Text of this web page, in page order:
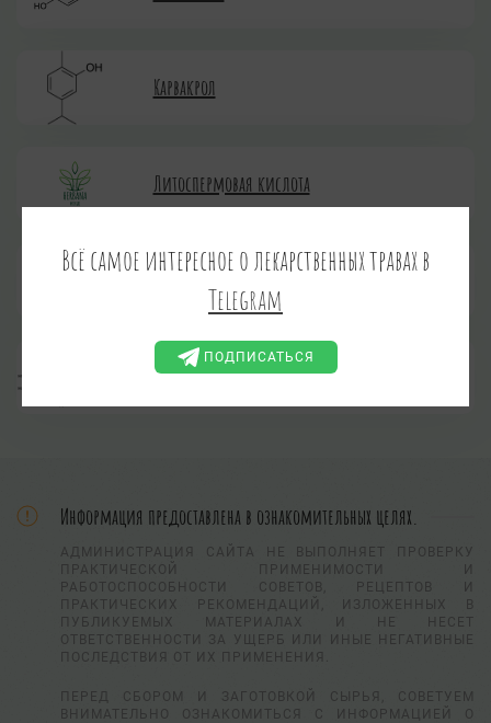
Карвакрол
Литоспермовая кислота
Флобафен
Эхинакозид
Информация предоставлена в ознакомительных целях.
АДМИНИСТРАЦИЯ САЙТА НЕ ВЫПОЛНЯЕТ ПРОВЕРКУ
ПРАКТИЧЕСКОЙ ПРИМЕНИМОСТИ И
РАБОТОСПОСОБНОСТИ СОВЕТОВ, РЕЦЕПТОВ И
ПРАКТИЧЕСКИХ РЕКОМЕНДАЦИЙ, ИЗЛОЖЕННЫХ В
ПУБЛИКУЕМЫХ МАТЕРИАЛАХ И НЕ НЕСЕТ
ОТВЕТСТВЕННОСТИ ЗА УЩЕРБ ИЛИ ИНЫЕ НЕГАТИВНЫЕ
ПОСЛЕДСТВИЯ ОТ ИХ ПРИМЕНЕНИЯ.
ПЕРЕД СБОРОМ И ЗАГОТОВКОЙ СЫРЬЯ, СОВЕТУЕМ
ВНИМАТЕЛЬНО ОЗНАКОМИТЬСЯ С ИНФОРМАЦИЕЙ О
Всё самое интересное о лекарственных травах в
Telegram
ПОДПИСАТЬСЯ